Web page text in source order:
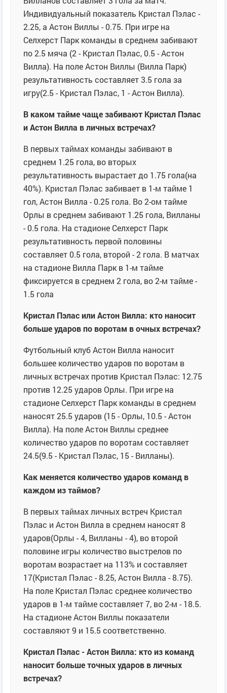
Индивидуальный показатель Кристал Пэлас -
2.25, а Астон Виллы - 0.75. При игре на
Селхерст Парк команды в среднем забивают
по 2.5 мяча (2 - Кристал Пэлас, 0.5 - Астон
Вилла). На поле Астон Виллы (Вилла Парк)
результативность составляет 3.5 гола за
игру(2.5 - Кристал Пэлас, 1 - Астон Вилла).
В каком тайме чаще забивают Кристал Пэлас
и Астон Вилла в личных встречах?
В первых таймах команды забивают в
среднем 1.25 гола, во вторых
результативность вырастает до 1.75 гола(на
40%). Кристал Пэлас забивает в 1-м тайме 1
гол, Астон Вилла - 0.25 гола. Во 2-ом тайме
Орлы в среднем забивают 1.25 гола, Вилланы
- 0.5 гола. На стадионе Селхерст Парк
результативность первой половины
составляет 0.5 гола, второй - 2 гола. В матчах
на стадионе Вилла Парк в 1-м тайме
фиксируется в среднем 2 гола, во 2-м тайме -
1.5 гола
Кристал Пэлас или Астон Вилла: кто наносит
больше ударов по воротам в очных встречах?
Футбольный клуб Астон Вилла наносит
большее количество ударов по воротам в
личных встречах против Кристал Пэлас: 12.75
против 12.25 ударов Орлы. При игре на
стадионе Селхерст Парк команды в среднем
наносят 25.5 ударов (15 - Орлы, 10.5 - Астон
Вилла). На поле Астон Виллы среднее
количество ударов по воротам составляет
24.5(9.5 - Кристал Пэлас, 15 - Вилланы).
Как меняется количество ударов команд в
каждом из таймов?
В первых таймах личных встреч Кристал
Пэлас и Астон Вилла в среднем наносят 8
ударов(Орлы - 4, Вилланы - 4), во второй
половине игры количество выстрелов по
воротам возрастает на 113% и составляет
17(Кристал Пэлас - 8.25, Астон Вилла - 8.75).
На поле Кристал Пэлас среднее количество
ударов в 1-м тайме составляет 7, во 2-м - 18.5.
На стадионе Астон Виллы показатели
составляют 9 и 15.5 соответственно.
Кристал Пэлас - Астон Вилла: кто из команд
наносит больше точных ударов в личных
встречах?